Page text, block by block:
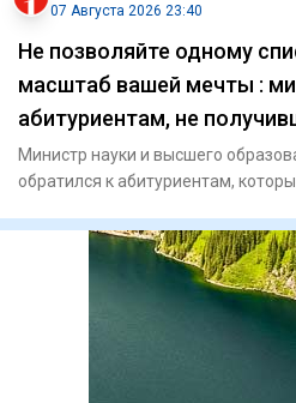
07 Августа 2026 23:40
Не позволяйте одному
масштаб вашей мечты :
абитуриентам, не
Министр науки и высшего
обратился к абитуриентам,